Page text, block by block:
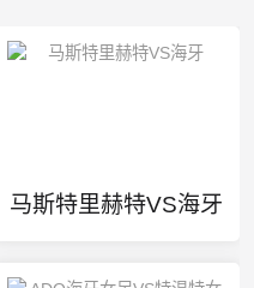
马斯特里赫特VS海牙